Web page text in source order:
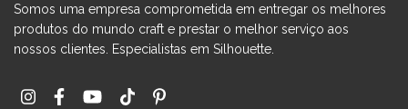
Somos uma empresa comprometida em entregar os melhores
produtos do mundo craft e prestar o melhor serviço aos
nossos clientes. Especialistas em Silhouette.